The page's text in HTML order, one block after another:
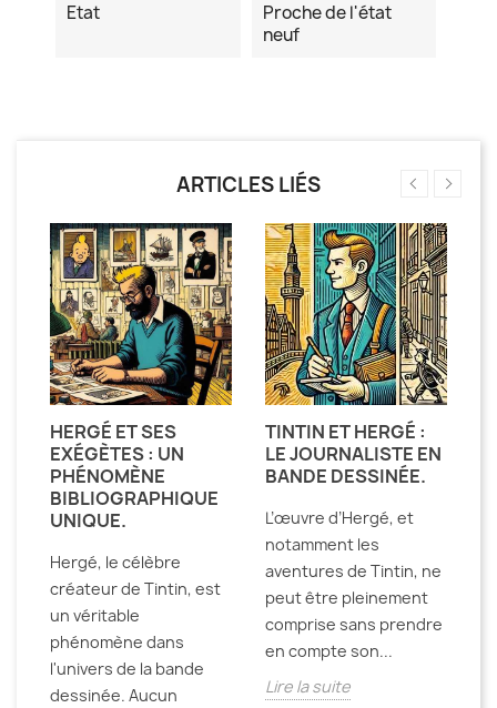
Etat
Proche de l'état
neuf
ARTICLES LIÉS
HERGÉ ET SES
EXÉGÈTES : UN
PHÉNOMÈNE
BIBLIOGRAPHIQUE
UNIQUE.
Hergé, le célèbre
créateur de Tintin, est
un véritable
phénomène dans
l'univers de la bande
dessinée. Aucun
TINTIN ET HERGÉ :
LE JOURNALISTE EN
BANDE DESSINÉE.
L’œuvre d’Hergé, et
notamment les
aventures de Tintin, ne
peut être pleinement
comprise sans prendre
en compte son...
Lire la suite